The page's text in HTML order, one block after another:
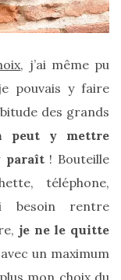
, j’ai même pu
pouvais y faire
des grands
peut y mettre
paraît! Bouteille
téléphone,
besoin rentre
je ne le quitte
un maximum